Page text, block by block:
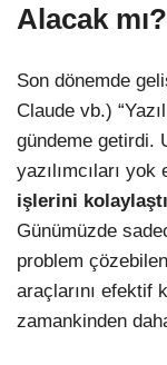
Alacak mı?
Son dönemde
Claude vb.)
gündeme getirdi.
yazılımcıları
işlerini
Günümüzde
problem
araçlarını efektif
zamankinden